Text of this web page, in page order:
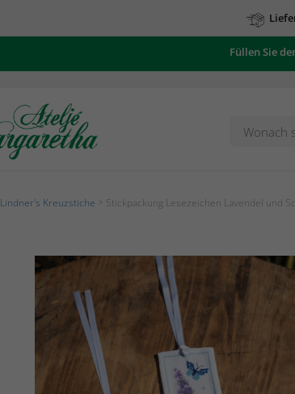
Füllen Sie
Lindner's Kreuzstiche > Stickpackung Lesezeichen Lavendel und